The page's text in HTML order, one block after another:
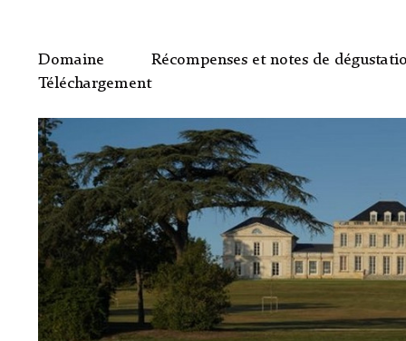
Domaine
Récompenses et notes de
Téléchargement